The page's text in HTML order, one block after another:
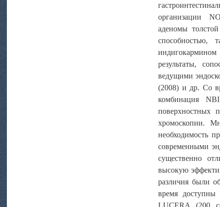
организации
аденомы
результаты,
ведущими
(2008) и др. Со
комбинация
поверхностных
хромоскопии.
необходимость
современными
существенно
высокую
различия были
время
LUCERA (200